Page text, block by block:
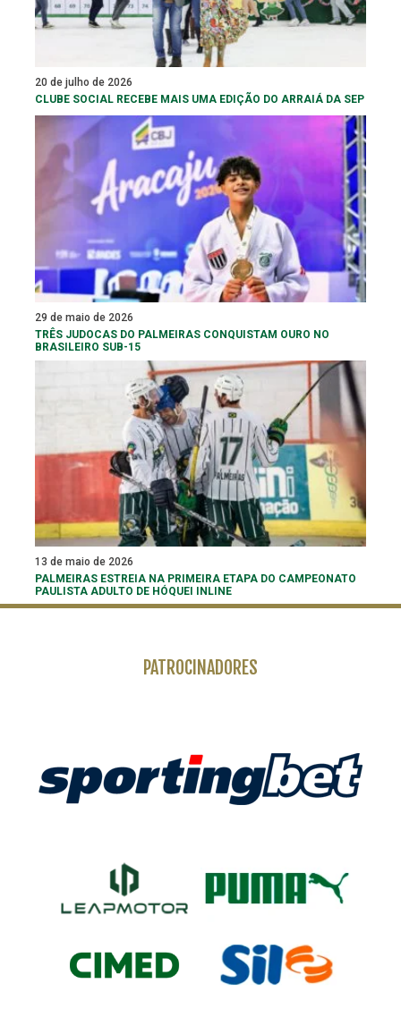
20 de julho de 2026
CLUBE SOCIAL RECEBE MAIS UMA EDIÇÃO DO ARRAIÁ DA SEP
29 de maio de 2026
TRÊS JUDOCAS DO PALMEIRAS CONQUISTAM OURO NO
BRASILEIRO SUB-15
13 de maio de 2026
PALMEIRAS ESTREIA NA PRIMEIRA ETAPA DO CAMPEONATO
PAULISTA ADULTO DE HÓQUEI INLINE
PATROCINADORES